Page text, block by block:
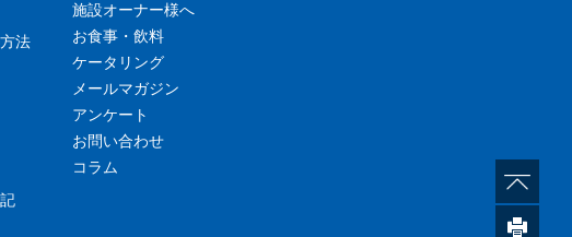
法
施設オーナー様へ
お食事・飲料
ケータリング
メールマガジン
アンケート
お問い合わせ
コラム